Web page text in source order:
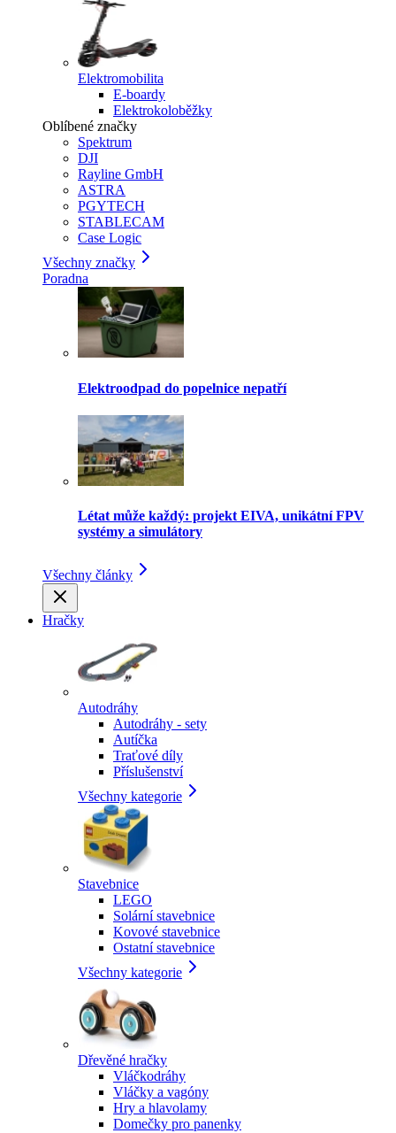
Elektromobilita
E-boardy
Elektrokoloběžky
Oblíbené značky
Spektrum
DJI
Rayline GmbH
ASTRA
PGYTECH
STABLECAM
Case Logic
Všechny značky
Poradna
Elektroodpad do popelnice nepatří
Létat může každý: projekt EIVA, unikátní FPV
systémy a simulátory
Všechny články
Hračky
Autodráhy
Autodráhy - sety
Autíčka
Traťové díly
Příslušenství
Všechny kategorie
Stavebnice
LEGO
Solární stavebnice
Kovové stavebnice
Ostatní stavebnice
Všechny kategorie
Dřevěné hračky
Vláčkodráhy
Vláčky a vagóny
Hry a hlavolamy
Domečky pro panenky